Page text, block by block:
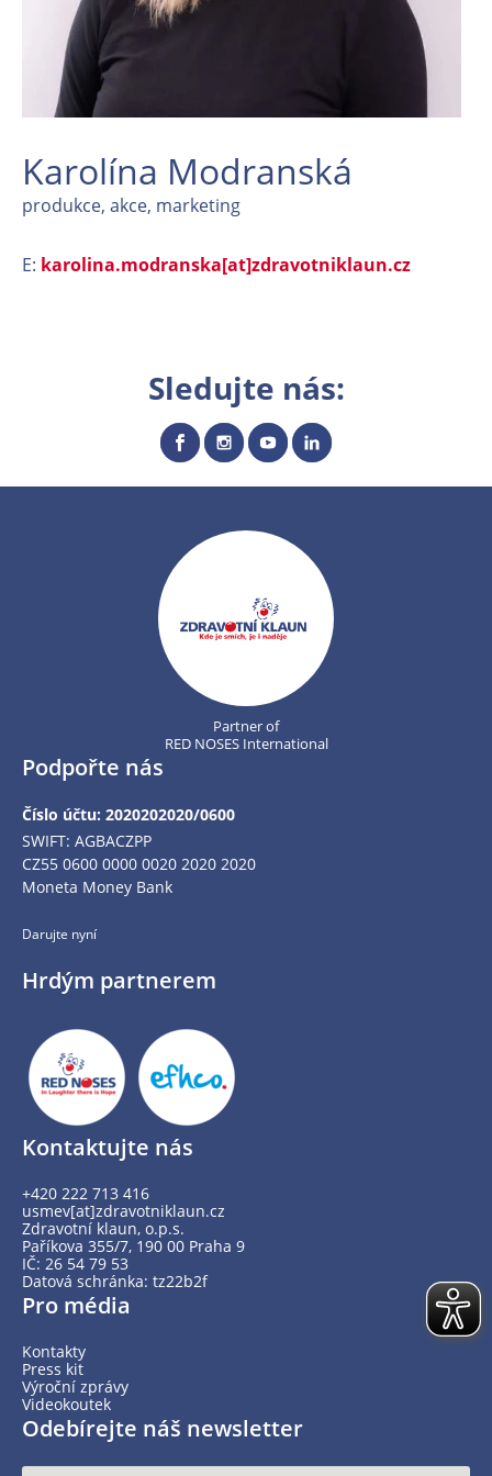
Karolína Modranská
produkce, akce, marketing
E: karolina.modranska[at]zdravotniklaun.cz
Sledujte nás:
Partner of
RED NOSES International
Podpořte nás
Číslo účtu: 2020202020/0600
SWIFT: AGBACZPP
CZ55 0600 0000 0020 2020 2020
Moneta Money Bank
Darujte nyní
Hrdým partnerem
Kontaktujte nás
+420 222 713 416
usmev[at]zdravotniklaun.cz
Zdravotní klaun, o.p.s.
Paříkova 355/7, 190 00 Praha 9
IČ: 26 54 79 53
Datová schránka: tz22b2f
Pro média
Kontakty
Press kit
Výroční zprávy
Videokoutek
Odebírejte náš newsletter